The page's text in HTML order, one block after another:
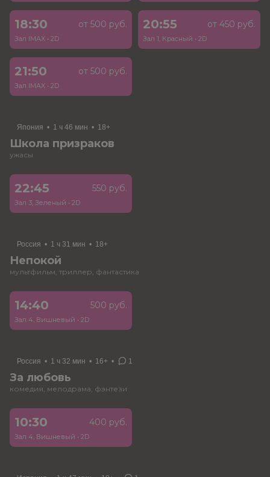
18:30 от 500 руб.
Зал IMAX • 2D
20:55 от 450 руб.
Зал 1, Красный • 2D
21:50 от 500 руб.
Зал IMAX • 2D
Япония • 1 ч 46 мин • 18+
Школа призраков
ужасы
22:45 550 руб.
Зал 3, Зеленый • 2D
Россия • 1 ч 31 мин • 18+
Непокой
мультфильм, триллер, фантастика
14:40 500 руб.
Зал 4, Вишневый • 2D
Россия • 1 ч 32 мин • 16+ • 1
За любовь
комедия, мелодрама, фэнтези
10:30 400 руб.
Зал 4, Вишневый • 2D